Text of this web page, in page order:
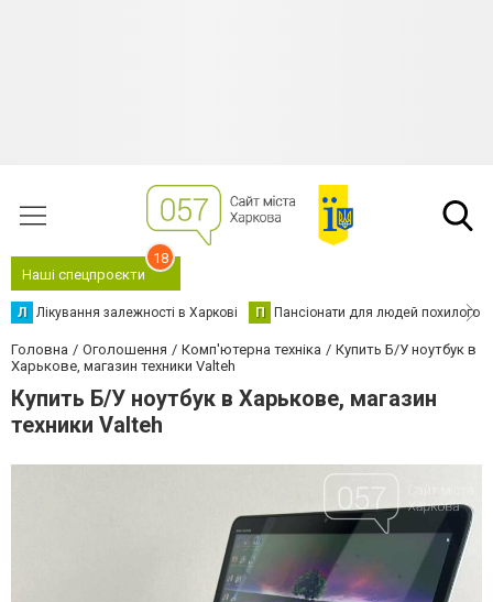
Наші спецпроєкти
18
Л Лікування залежності в Харкові П Пансіонати для людей похилого
Головна Оголошення Комп'ютерна техніка
Купить Б/У ноутбук в
Харькове, магазин техники Valteh
Купить Б/У ноутбук в Харькове, магазин
техники Valteh